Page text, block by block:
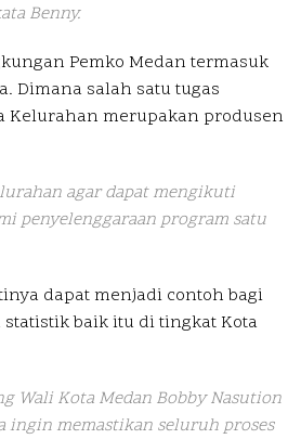
Benny.
Pemko Medan termasuk
Dimana salah satu tugas
Kelurahan merupakan produsen
agar dapat mengikuti
penyelenggaraan program satu
dapat menjadi contoh bagi
baik itu di tingkat Kota
Wali Kota Medan Bobby Nasution
memastikan seluruh proses